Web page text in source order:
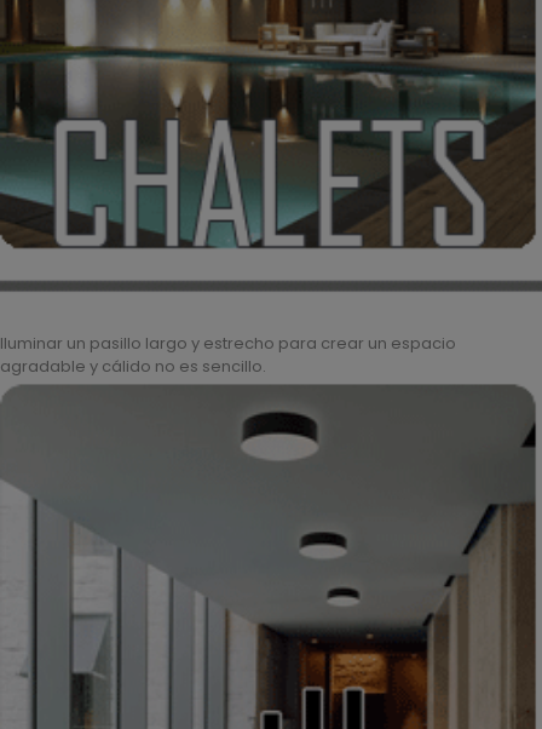
Iluminar un pasillo largo y estrecho para crear un espacio
agradable y cálido no es sencillo.